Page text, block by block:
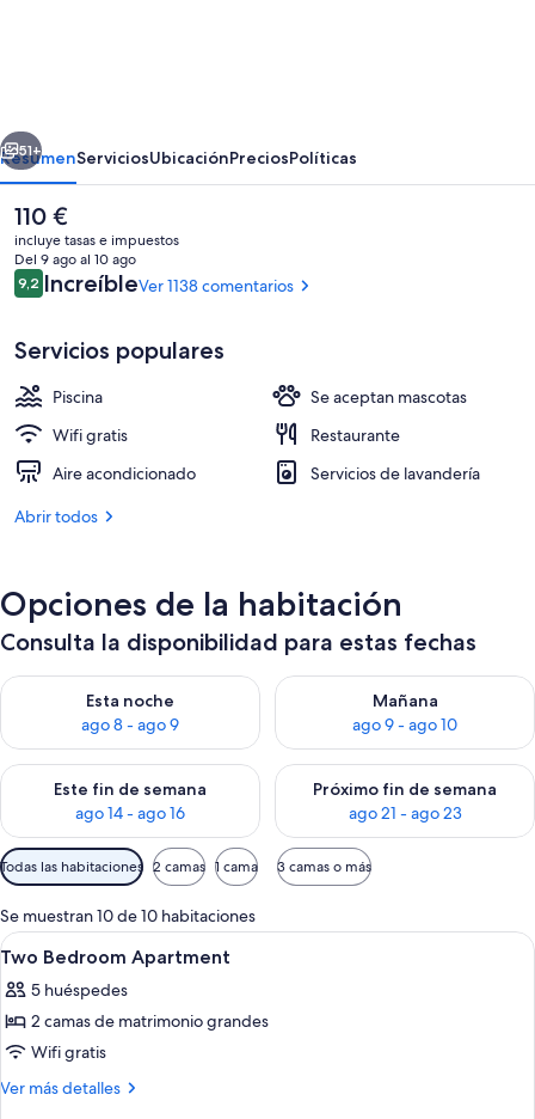
Mitte
Patio
Siguiente
51+
ResumenServiciosUbicaciónPreciosPolíticas
El
precio
actual
es
de
110 €
incluye tasas e impuestos
Del 9 ago al 10 ago
Comentarios
9,29,2 de 10
IncreíbleVer 1138 comentarios
Servicios populares
Piscina
Se aceptan mascotas
Wifi gratis
Restaurante
Aire acondicionado
Servicios de lavandería
Abrir todos
Opciones de la habitación
Consulta la disponibilidad para estas fechas
Esta noche
ago 8 - ago 9
Consulta la disponibilidad para esta noche, ago 8 - ago 9
Mañana
ago 9 - ago 10
Consulta la disponibilidad
Este fin de semana
ago 14 - ago 16
Consulta la disponibilidad para este fin de semana, ago 14 -
Próximo fin de semana
ago 21 - ago 23
Consulta la disponibilidad
Filtros
disponibles
para
las
habitaciones
Todas las habitaciones 2 camas 1 cama 3 camas o más
Se muestran 10 de 10 habitaciones
Abrir
todas
las
fotos
de
Two
Ropa de cama de alta calidad, caja
7
Two Bedroom Apartment
5 huéspedes
2 camas de matrimonio grandes
Wifi gratis
Ver más detalles
Más